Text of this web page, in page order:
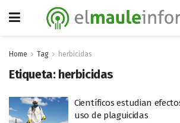
Home Tag herbicidas
Etiqueta: herbicidas
Científicos estudian
uso de plaguicidas